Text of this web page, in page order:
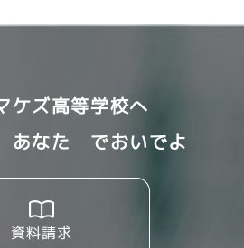
ケズ高等学校へ
あなた でおいでよ
資料請求